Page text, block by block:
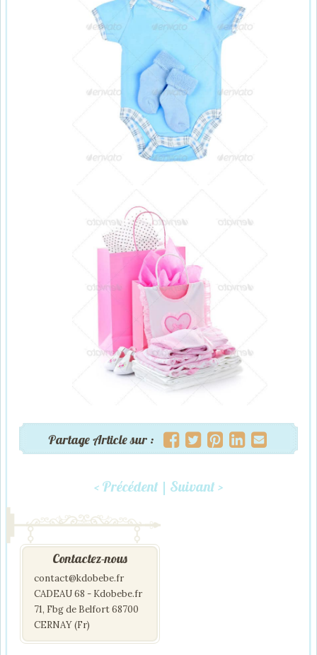
Partage Article sur :
< Précédent | Suivant >
Contactez-nous
contact@kdobebe.fr
CADEAU 68 - Kdobebe.fr
71, Fbg de Belfort 68700
CERNAY (Fr)